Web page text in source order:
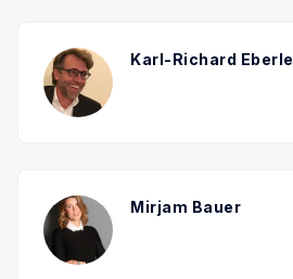
Karl-Richard Eberle
Mirjam Bauer